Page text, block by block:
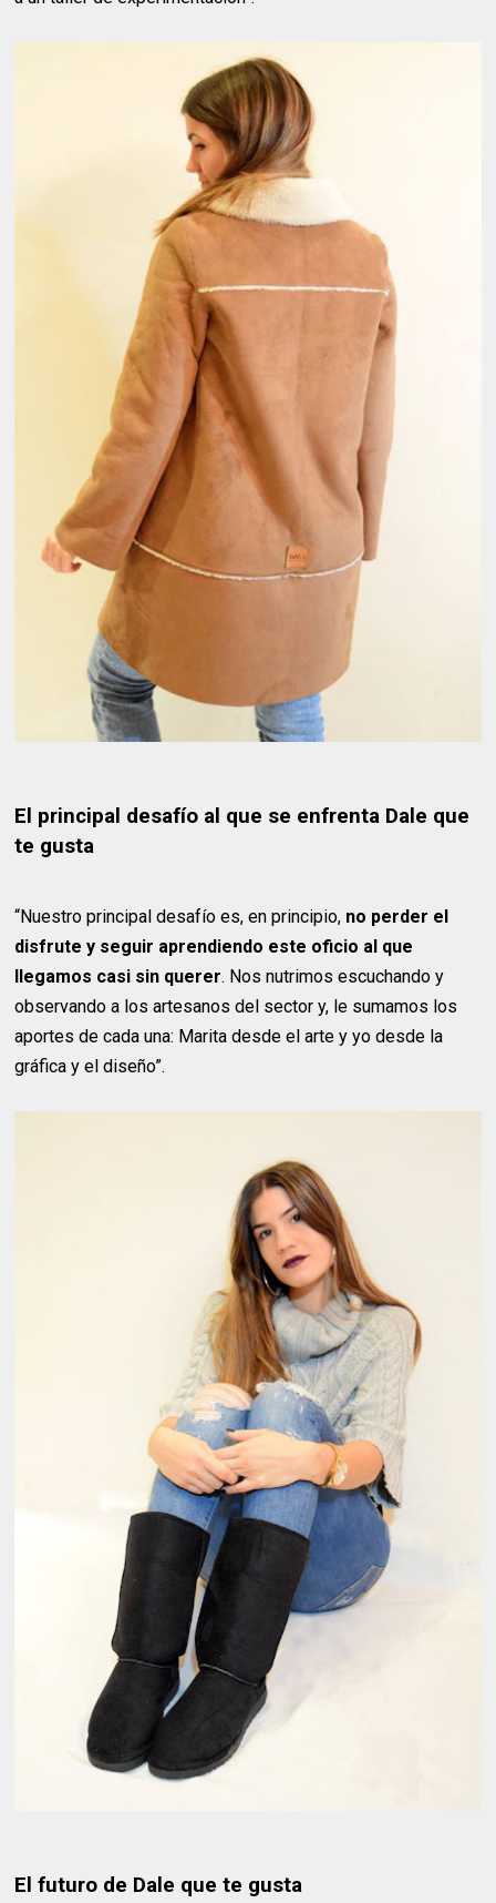
El principal desafío al que se enfrenta Dale que
te gusta
“Nuestro principal desafío es, en principio, no perder el
disfrute y seguir aprendiendo este oficio al que
llegamos casi sin querer. Nos nutrimos escuchando y
observando a los artesanos del sector y, le sumamos los
aportes de cada una: Marita desde el arte y yo desde la
gráfica y el diseño”.
El futuro de Dale que te gusta